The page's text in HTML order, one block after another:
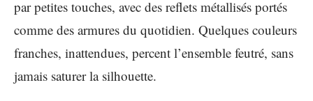
par petites touches, avec des reflets métallisés portés
comme des armures du quotidien. Quelques couleurs
franches, inattendues, percent l’ensemble feutré, sans
jamais saturer la silhouette.